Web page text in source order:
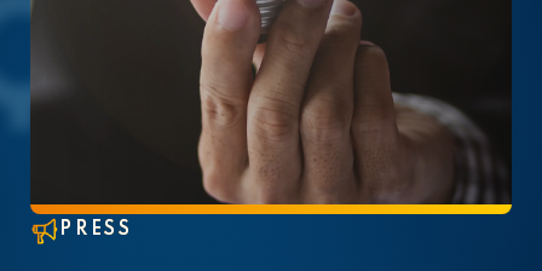
PRESS